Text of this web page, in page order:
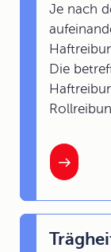
Je nach
Die